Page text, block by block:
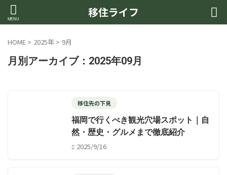
移住ライフ
HOME > 2025年 > 9月
月別アーカイブ：2025年09月
移住先の下見
福岡で行くべき観光穴場スポット｜自
然・歴史・グルメまで徹底紹介
2025/9/16